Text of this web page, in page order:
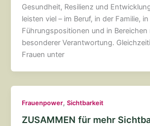
Gesundheit, Resilienz und
leisten viel – im Beruf, in der Familie, in
Führungspositionen und in Bereichen
besonderer Verantwortung.
Frauen unter
Frauenpower,Sichtbarkeit
ZUSAMMEN für mehr